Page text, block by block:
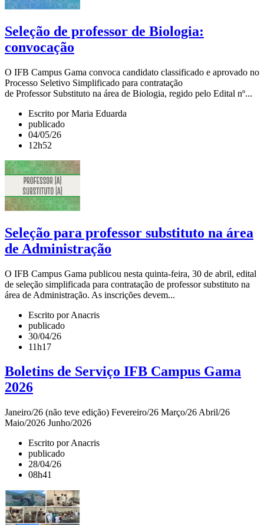
Seleção de professor de Biologia:
convocação
O IFB Campus Gama convoca candidato classificado e aprovado no
Processo Seletivo Simplificado para contratação
de Professor Substituto na área de Biologia, regido pelo Edital nº...
Escrito por Maria Eduarda
publicado
04/05/26
12h52
Seleção para professor substituto na área
de Administração
O IFB Campus Gama publicou nesta quinta-feira, 30 de abril, edital
de seleção simplificada para contratação de professor substituto na
área de Administração. As inscrições devem...
Escrito por Anacris
publicado
30/04/26
11h17
Boletins de Serviço IFB Campus Gama
2026
Janeiro/26 (não teve edição) Fevereiro/26 Março/26 Abril/26
Maio/2026 Junho/2026
Escrito por Anacris
publicado
28/04/26
08h41